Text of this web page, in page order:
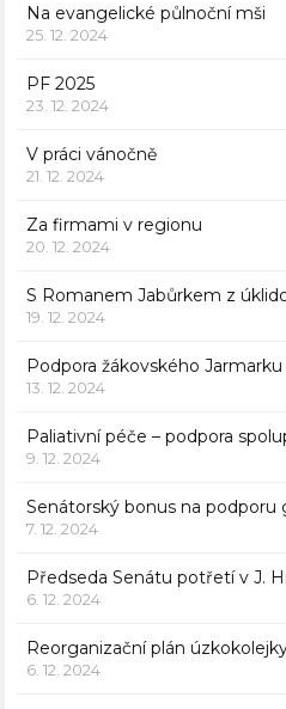
Na evangelické půlnoční mši
25. 12. 2024
PF 2025
23. 12. 2024
V práci vánočně
21. 12. 2024
Za firmami v regionu
20. 12. 2024
S Romanem Jabůrkem z
19. 12. 2024
Podpora žákovského
13. 12. 2024
Paliativní péče – podpora
9. 12. 2024
Senátorský bonus na
7. 12. 2024
Předseda Senátu potřetí v J.
6. 12. 2024
Reorganizační plán
6. 12. 2024